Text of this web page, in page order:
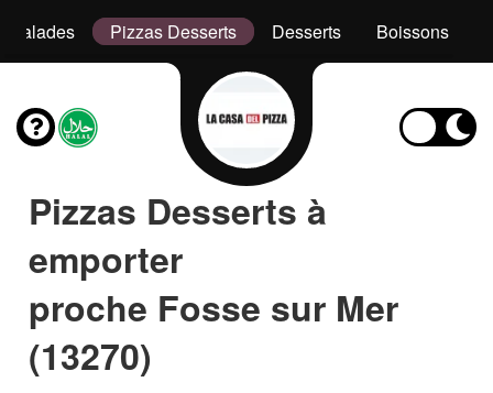
Salades Pizzas Desserts Desserts Boissons
Pizzas Desserts à
emporter
proche Fosse sur Mer
(13270)